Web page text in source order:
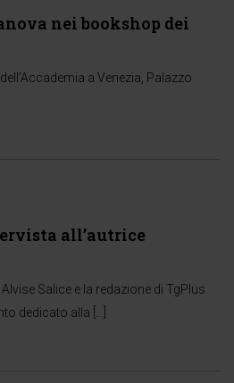
nei bookshop dei
a Venezia, Palazzo
all’autrice
Salice e la redazione di TgPlus
dedicato alla […]